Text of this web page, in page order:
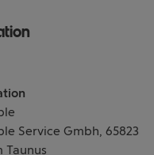
Service Gmbh, 65823
Taunus